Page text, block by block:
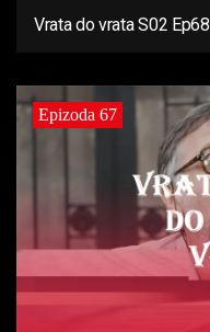
Vrata do vrata S02 Ep68
Epizoda 67